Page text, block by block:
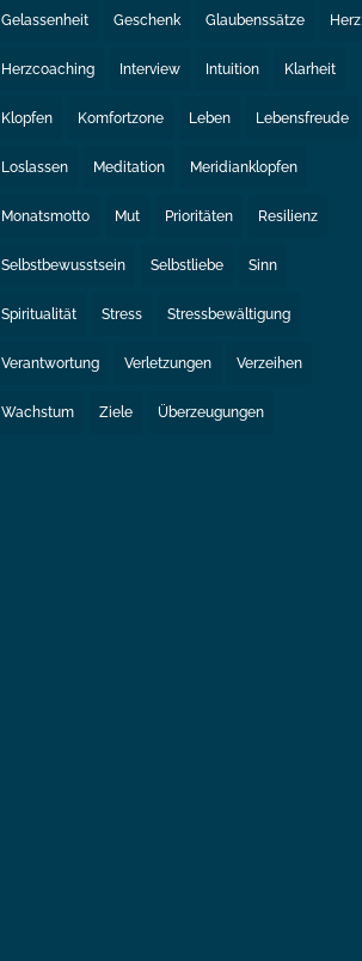
Gelassenheit Geschenk Glaubenssätze Herz
Herzcoaching Interview Intuition Klarheit
Klopfen Komfortzone Leben Lebensfreude
Loslassen Meditation Meridianklopfen
Monatsmotto Mut Prioritäten Resilienz
Selbstbewusstsein Selbstliebe Sinn
Spiritualität Stress Stressbewältigung
Verantwortung Verletzungen Verzeihen
Wachstum Ziele Überzeugungen